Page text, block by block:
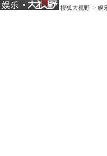
搜狐大视野 > 娱